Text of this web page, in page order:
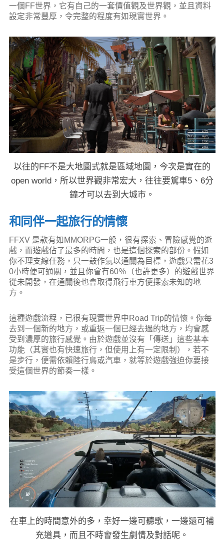
一個FF世界，它有自己的一套價值觀及世界觀，並且資料
設定非常豐厚，令完整的程度有如現實世界。
以往的FF不是大地圖式就是區域地圖，今次是實在的
open world，所以世界觀非常宏大，往往要駕車5、6分
鐘才可以去到大城市。
和同伴一起旅行的情懷
FFXV 是款有如MMORPG一般，很有探索、冒險感覺的遊
戲，而遊戲佔了最多的時間，也是這個探索的部份。假如
你不理支線任務，只一鼓作氣以通關為目標，遊戲只需花3
0小時便可通關，並且你會有60％（也許更多）的遊戲世界
從未開發，在通關後也會取得飛行車方便探索未知的地
方。
這種遊戲流程，已很有現實世界中Road Trip的情懷。你每
去到一個新的地方，或重返一個已經去過的地方，均會感
受到濃厚的旅行感覺。由於遊戲並沒有「傳送」這些基本
功能（其實也有快速旅行，但使用上有一定限制），若不
是步行，便需依賴陸行鳥或汽車，就等於遊戲強迫你要接
受這個世界的節奏一樣。
在車上的時間意外的多，幸好一邊可聽歌，一邊還可補
充道具，而且不時會發生劇情及對話呢。